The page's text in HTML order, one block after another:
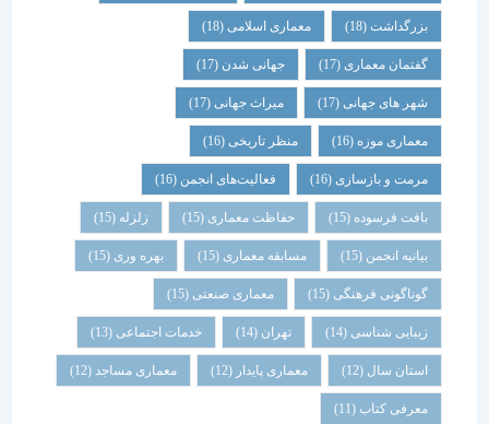
بزرگداشت (18) معماری اسلامی(18)
گفتمان معماری (17) جهانی شدن(17)
شهر های جهانی(17) میراث جهانی(17)
معماری موزه(16) منظر تاریخی (16)
مرمت و بازسازی(16) فعالیت‌های انجمن(16)
بافت فرسوده (15) حفاظت معماری (15) زلزله
بیانیه انجمن(15) مسابقه معماری (15) بهره وری(15)
گوناگونی فرهنگی (15) معماری صنعتی(15)
زیبایی شناسی (14) تهران خدمات اجتماعی (13)
استان سال(12) معماری پایدار (12) معماری مساجد(12)
معرفی کتاب(11)